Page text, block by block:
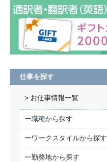
仕事を探す
> お仕事情報一覧
ー職種から探す
ーワークスタイルから探す
ー勤務地から探す